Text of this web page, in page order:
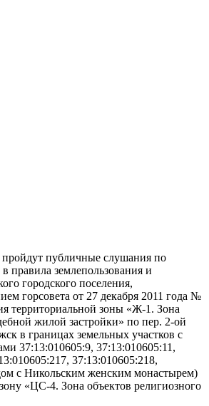
пройдут публичные слушания по
правила землепользования и
городского поселения,
горсовета от 27 декабря 2011 года №
территориальной зоны «Ж-1. Зона
жилой застройки» по пер. 2-ой
в границах земельных участков с
37:13:010605:9, 37:13:010605:11,
37:13:010605:218,
с Никольским женским монастырем)
«ЦС-4. Зона объектов религиозного